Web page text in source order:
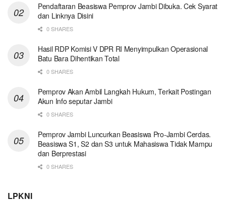
Pendaftaran Beasiswa Pemprov Jambi Dibuka. Cek Syarat
dan Linknya Disini
0 SHARES
Hasil RDP Komisi V DPR RI Menyimpulkan Operasional
Batu Bara Dihentikan Total
0 SHARES
Pemprov Akan Ambil Langkah Hukum, Terkait Postingan
Akun Info seputar Jambi
0 SHARES
Pemprov Jambi Luncurkan Beasiswa Pro-Jambi Cerdas.
Beasiswa S1, S2 dan S3 untuk Mahasiswa Tidak Mampu
dan Berprestasi
0 SHARES
LPKNI